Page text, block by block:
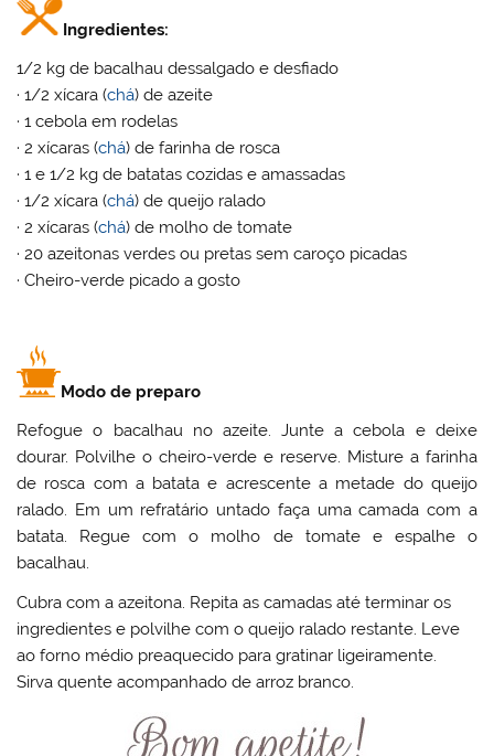
Ingredientes:
1/2 kg de bacalhau dessalgado e desfiado
· 1/2 xícara (chá) de azeite
· 1 cebola em rodelas
· 2 xícaras (chá) de farinha de rosca
· 1 e 1/2 kg de batatas cozidas e amassadas
· 1/2 xícara (chá) de queijo ralado
· 2 xícaras (chá) de molho de tomate
· 20 azeitonas verdes ou pretas sem caroço picadas
· Cheiro-verde picado a gosto
Modo de preparo
Refogue o bacalhau no azeite. Junte a cebola e deixe
dourar. Polvilhe o cheiro-verde e reserve. Misture a farinha
de rosca com a batata e acrescente a metade do queijo
ralado. Em um refratário untado faça uma camada com a
batata. Regue com o molho de tomate e espalhe o
bacalhau.
Cubra com a azeitona. Repita as camadas até terminar os
ingredientes e polvilhe com o queijo ralado restante. Leve
ao forno médio preaquecido para gratinar ligeiramente.
Sirva quente acompanhado de arroz branco.